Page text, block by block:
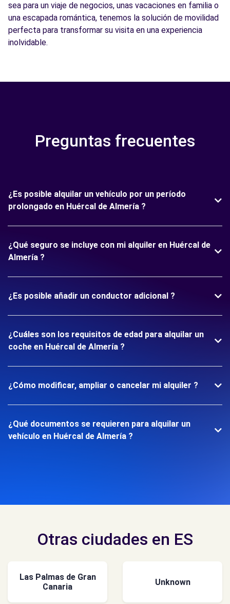
sea para un viaje de negocios, unas vacaciones en familia o
una escapada romántica, tenemos la solución de movilidad
perfecta para transformar su visita en una experiencia
inolvidable.
Preguntas frecuentes
¿Es posible alquilar un vehículo por un período
prolongado en Huércal de Almería ?
¿Qué seguro se incluye con mi alquiler en Huércal de
Almería ?
¿Es posible añadir un conductor adicional ?
¿Cuáles son los requisitos de edad para alquilar un
coche en Huércal de Almería ?
¿Cómo modificar, ampliar o cancelar mi alquiler ?
¿Qué documentos se requieren para alquilar un
vehículo en Huércal de Almería ?
Otras ciudades en ES
Las Palmas de Gran
Canaria
Unknown